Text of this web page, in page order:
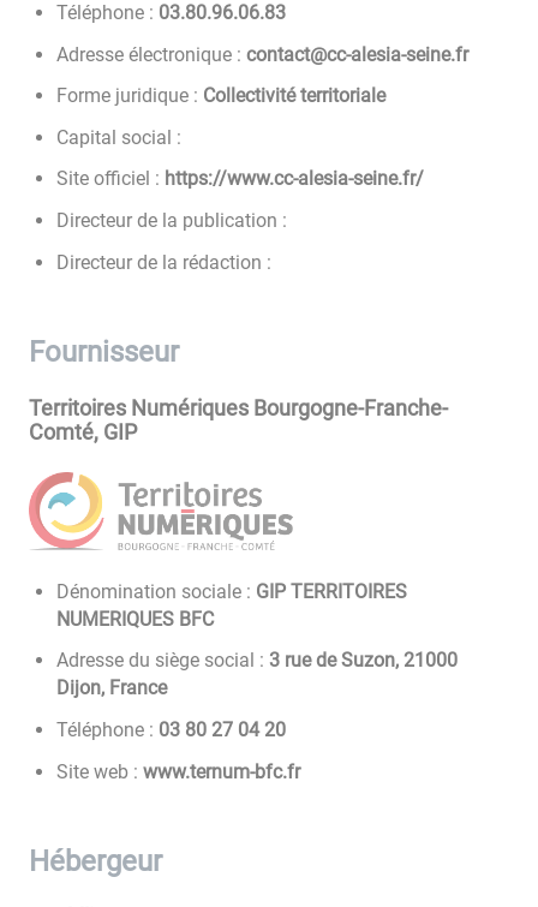
Téléphone : 38.60.69.08.30
Adresse électronique : rf.enies-aisela-cc@tcatnoc
Forme juridique : Collectivité territoriale
Capital social :
Site officiel : https://www.cc-alesia-seine.fr/
Directeur de la publication :
Directeur de la rédaction :
Fournisseur
Territoires Numériques Bourgogne-Franche-
Comté, GIP
Dénomination sociale : GIP TERRITOIRES
NUMERIQUES BFC
Adresse du siège social :3 rue de Suzon, 21000
Dijon, France
Téléphone : 02 40 72 08 30
Site web : www.ternum-bfc.fr
Hébergeur